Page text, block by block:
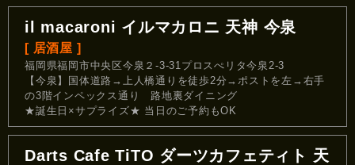
il macaroni イルマカロニ 天神 今泉
[ 居酒屋 ]
福岡県福岡市中央区今泉２-3-31プロスぺリタ今泉2-3
【今泉】国体道路→上人橋通りを徒歩2分→ポストを左→右手
の3階インペックス通り 路地裏ダイニング
★誕生日×サプライズ★ 当日のご予約もOK
Darts Cafe TiTO ダーツカフェティト 天